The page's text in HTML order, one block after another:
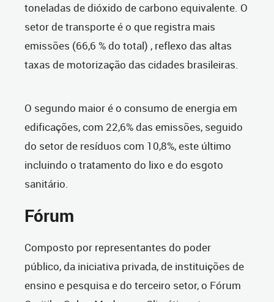
toneladas de dióxido de carbono equivalente. O
setor de transporte é o que registra mais
emissões (66,6 % do total) , reflexo das altas
taxas de motorização das cidades brasileiras.
O segundo maior é o consumo de energia em
edificações, com 22,6% das emissões, seguido
do setor de resíduos com 10,8%, este último
incluindo o tratamento do lixo e do esgoto
sanitário.
Fórum
Composto por representantes do poder
público, da iniciativa privada, de instituições de
ensino e pesquisa e do terceiro setor, o Fórum